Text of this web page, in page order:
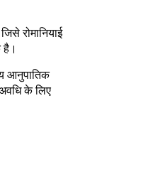
रोमानियाई
है।
आनुपातिक
के लिए